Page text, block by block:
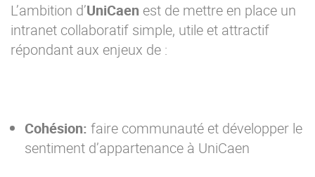
L’ambition d’UniCaen est de mettre en place un
intranet collaboratif simple, utile et attractif
répondant aux enjeux de :
Cohésion: faire communauté et développer le
sentiment d’appartenance à UniCaen